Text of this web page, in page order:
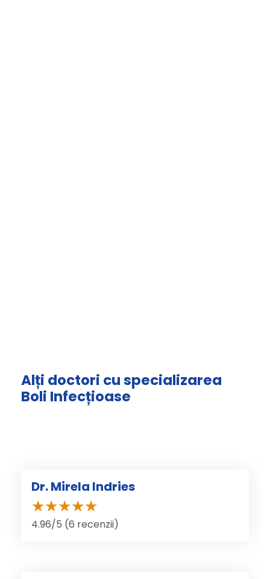
Alți doctori cu specializarea
Boli Infecțioase
Dr. Mirela Indries
4.96/5 (6 recenzii)